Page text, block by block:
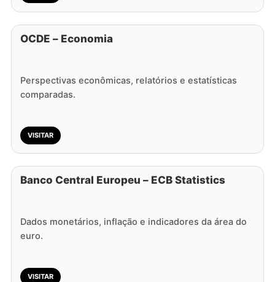
OCDE – Economia
Perspectivas econômicas, relatórios e estatísticas
comparadas.
VISITAR
Banco Central Europeu – ECB Statistics
Dados monetários, inflação e indicadores da área do
euro.
VISITAR